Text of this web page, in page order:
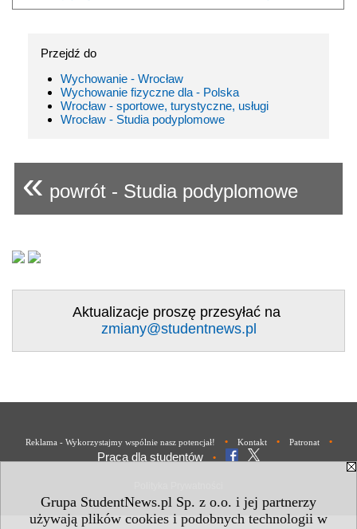
Grupa StudentNews.pl Sp. z o.o. i jej partnerzy
używają plików cookies i podobnych technologii w
Przejdź do
Wychowanie - Wrocław
Wychowanie fizyczne dla - Polska
Wrocław - sportowe, turystyczne, usługi
Wrocław - Studia podyplomowe
« powrót - Studia podyplomowe
Aktualizacje proszę przesyłać na
zmiany@studentnews.pl
Reklama - Wykorzystajmy wspólnie nasz potencjał! • Kontakt • Patronat •
Praca dla studentów •